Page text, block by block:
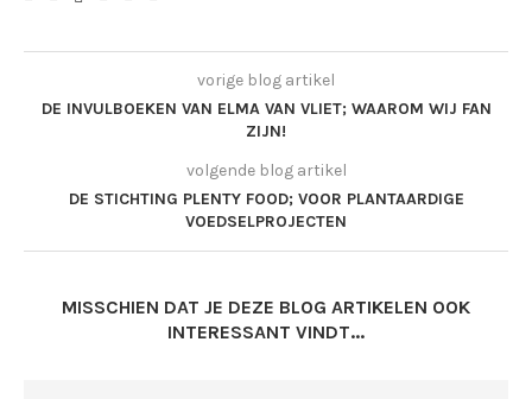
vorige blog artikel
DE INVULBOEKEN VAN ELMA VAN VLIET; WAAROM WIJ FAN
ZIJN!
volgende blog artikel
DE STICHTING PLENTY FOOD; VOOR PLANTAARDIGE
VOEDSELPROJECTEN
MISSCHIEN DAT JE DEZE BLOG ARTIKELEN OOK
INTERESSANT VINDT...